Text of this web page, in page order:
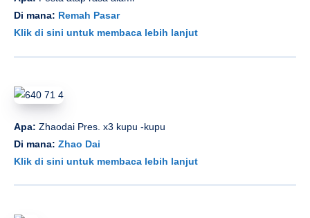
Di mana: Remah Pasar
Klik di sini untuk membaca lebih lanjut
Apa: Zhaodai Pres. x3 kupu -kupu
Di mana: Zhao Dai
Klik di sini untuk membaca lebih lanjut